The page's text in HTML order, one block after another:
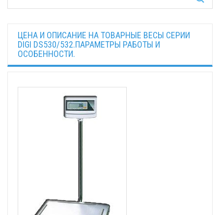
ЦЕНА И ОПИСАНИЕ НА ТОВАРНЫЕ ВЕСЫ СЕРИИ
DIGI DS530/532.ПАРАМЕТРЫ РАБОТЫ И
ОСОБЕННОСТИ.